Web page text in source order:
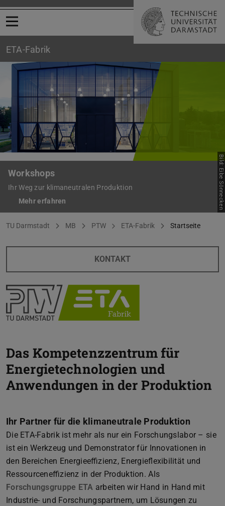
Menü öffnen
ETA-Fabrik
Workshops
Ihr Weg zur klimaneutralen Produktion
Mehr erfahren
Bild: Eibe Sönnecken
Sie befinden sich hier:
TU Darmstadt MB PTW ETA-Fabrik Startseite
KONTAKT
Das Kompetenzzentrum für
Energietechnologien und
Anwendungen in der Produktion
Ihr Partner für die klimaneutrale Produktion
Die ETA-Fabrik ist mehr als nur ein Forschungslabor – sie
ist ein Werkzeug und Demonstrator für Innovationen in
den Bereichen Energieeffizienz, Energieflexibilität und
Ressourceneffizienz in der Produktion. Als
Forschungsgruppe ETA arbeiten wir Hand in Hand mit
Industrie- und Forschungspartnern, um Lösungen zu